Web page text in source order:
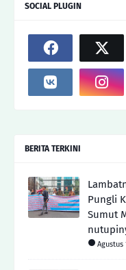
SOCIAL PLUGIN
BERITA TERKINI
Pungli
Sumut
Agustus